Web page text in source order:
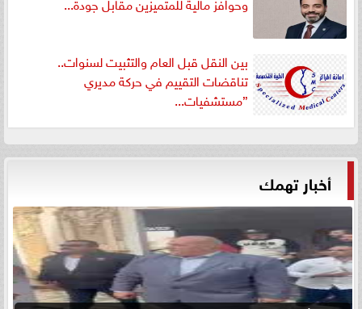
بين النقل قبل العام والتثبيت لسنوات..
تناقضات التقييم في حركة مديري
”مستشفيات...
أخبار تهمك